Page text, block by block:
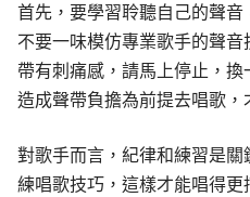
首先，要學習聆聽自己的聲音
不要一味模仿專業歌手的聲
帶有刺痛感，請馬上停止，
造成聲帶負擔為前提去唱歌，
對歌手而言，紀律和練習是
練唱歌技巧，這樣才能唱得更